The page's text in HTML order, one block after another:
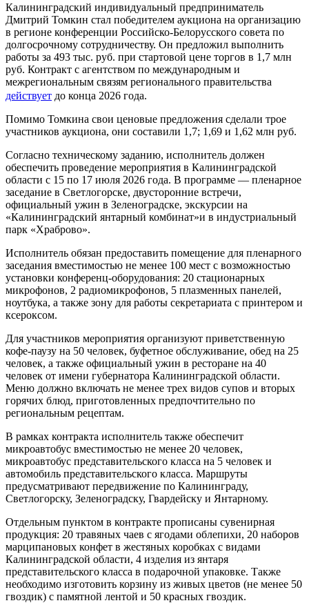
Калининградский индивидуальный предприниматель
Дмитрий Томкин стал победителем аукциона на организацию
в регионе конференции Российско-Белорусского совета по
долгосрочному сотрудничеству. Он предложил выполнить
работы за 493 тыс. руб. при стартовой цене торгов в 1,7 млн
руб. Контракт с агентством по международным и
межрегиональным связям регионального правительства
действует до конца 2026 года.
Помимо Томкина свои ценовые предложения сделали трое
участников аукциона, они составили 1,7; 1,69 и 1,62 млн руб.
Согласно техническому заданию, исполнитель должен
обеспечить проведение мероприятия в Калининградской
области с 15 по 17 июля 2026 года. В программе — пленарное
заседание в Светлогорске, двусторонние встречи,
официальный ужин в Зеленоградске, экскурсии на
«Калининградский янтарный комбинат»и в индустриальный
парк «Храброво».
Исполнитель обязан предоставить помещение для пленарного
заседания вместимостью не менее 100 мест с возможностью
установки конференц-оборудования: 20 стационарных
микрофонов, 2 радиомикрофонов, 5 плазменных панелей,
ноутбука, а также зону для работы секретариата с принтером и
ксероксом.
Для участников мероприятия организуют приветственную
кофе-паузу на 50 человек, буфетное обслуживание, обед на 25
человек, а также официальный ужин в ресторане на 40
человек от имени губернатора Калининградской области.
Меню должно включать не менее трех видов супов и вторых
горячих блюд, приготовленных предпочтительно по
региональным рецептам.
В рамках контракта исполнитель также обеспечит
микроавтобус вместимостью не менее 20 человек,
микроавтобус представительского класса на 5 человек и
автомобиль представительского класса. Маршруты
предусматривают передвижение по Калининграду,
Светлогорску, Зеленоградску, Гвардейску и Янтарному.
Отдельным пунктом в контракте прописаны сувенирная
продукция: 20 травяных чаев с ягодами облепихи, 20 наборов
марципановых конфет в жестяных коробках с видами
Калининградской области, 4 изделия из янтаря
представительского класса в подарочной упаковке. Также
необходимо изготовить корзину из живых цветов (не менее 50
гвоздик) с памятной лентой и 50 красных гвоздик.